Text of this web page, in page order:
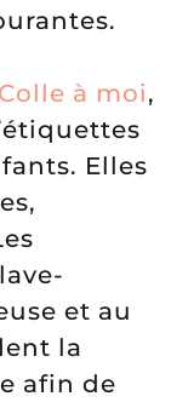
Colle à moi,
Elles
et au
la
afin de